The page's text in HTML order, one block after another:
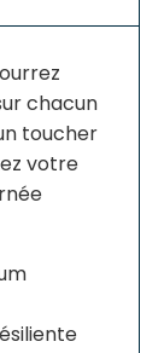
chacun
toucher
votre